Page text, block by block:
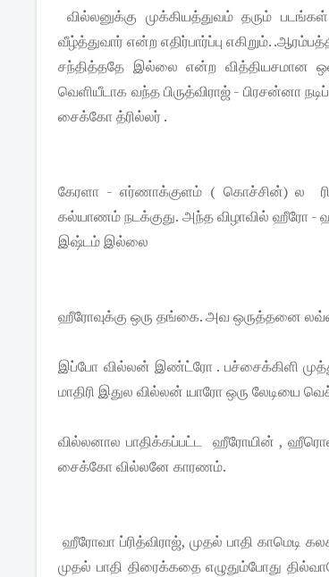
வில்லனுக்கு முக்கியத்துவம் தரும்
வீழ்த்துவார் என்ற எதிர்பார்ப்பு எகிறும்.
சந்தித்ததே இல்லை என்ற வித்தியசமான
வெளியீடாக வந்த பிருத்விராஜ் - பிரசன்னா
சைக்கோ த்ரில்லர் .
கேரளா - எர்ணாக்குளம் ( கொச்சின்) ல
கல்யாணம் நடக்குது. அந்த விழாவில் ஹீரோ -
இஷ்டம் இல்லை
ஹீரோவுக்கு ஒரு தங்கை. அவ ஒருத்தனை
இப்போ வில்லன் இண்ட்ரோ . பச்சைக்கிளி
மாதிரி இதுல வில்லன் யாரோ ஒரு லேடியை
வில்லனால பாதிக்கப்பட்ட ஹீரோயின் ,
சைக்கோ வில்லனே காரணம்.
ஹீரோவா ப்ரித்விராஜ், முதல் பாதி காமெடி
முதல் பாதி திரைக்கதை எழுதும்போது